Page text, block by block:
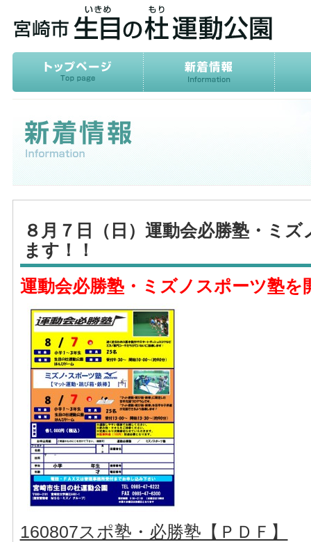
８月７日（日）運動会必勝塾・ミ
ます！！
運動会必勝塾・ミズノスポーツ塾を
160807スポ塾・必勝塾【ＰＤＦ】